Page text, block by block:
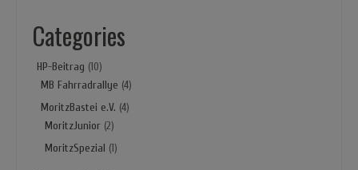
Categories
HP-Beitrag (10)
MB Fahrradrallye (4)
MoritzBastei e.V. (4)
MoritzJunior (2)
MoritzSpezial (1)